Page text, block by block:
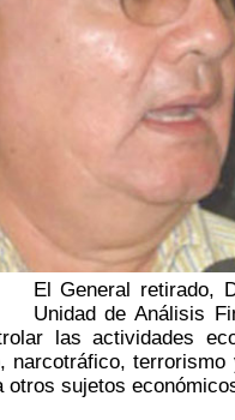
El General retirado,
Unidad de Análisis
las actividades
narcotráfico,
otros sujetos